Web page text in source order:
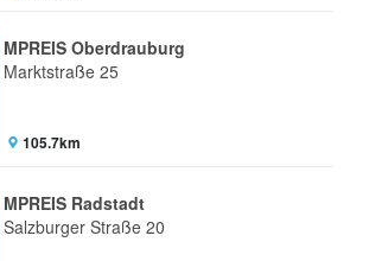
MPREIS Oberdrauburg
Marktstraße 25
105.7km
MPREIS Radstadt
Salzburger Straße 20